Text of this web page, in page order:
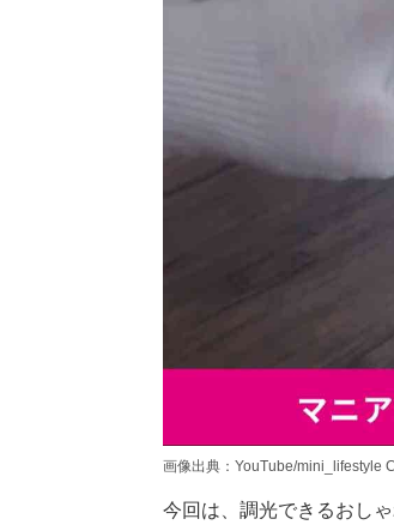
画像出典：YouTube/mini_lifestyle
今回は、調光できるおし